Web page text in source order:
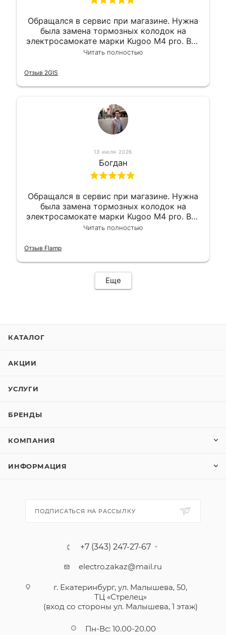
Обращался в сервис при магазине. Нужна
была замена тормозных колодок на
электросамокате марки Kugoo M4 pro. Всё
сделали в лучшем виде и в максимально
гарантии, поэтому и обратился в этот
Читать полностью
Отзыв 2GIS
13 июля 2026
Богдан
Обращался в сервис при магазине. Нужна
была замена тормозных колодок на
электросамокате марки Kugoo M4 pro. Всё
сделали в лучшем виде и в максимально
гарантии, поэтому и обратился в этот
Читать полностью
Отзыв Flamp
Еще
КАТАЛОГ
АКЦИИ
УСЛУГИ
БРЕНДЫ
КОМПАНИЯ
ИНФОРМАЦИЯ
ПОДПИСАТЬСЯ НА РАССЫЛКУ
+7 (343) 247-27-67
electro.zakaz@mail.ru
г. Екатеринбург, ул. Малышева, 50,
ТЦ «Стрелец»
(вход со стороны ул. Малышева, 1 этаж)
Пн-Вс: 10.00-20.00